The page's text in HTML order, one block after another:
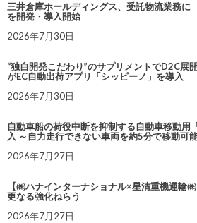
三井倉庫ホールディングス、受託物流業務に
を開発・導入開始
2026年7月30日
“独自開発こだわり”のサプリメントでD2C展
がEC自動出荷アプリ「シッピーノ」を導入
2026年7月30日
自動車船の荷役中断を抑制する自動車移動用
入 ～自力走行できない車両を約5分で移動可
2026年7月27日
【㈱ハナインターナショナル×星清重機運輸
更なる強化ねらう
2026年7月27日